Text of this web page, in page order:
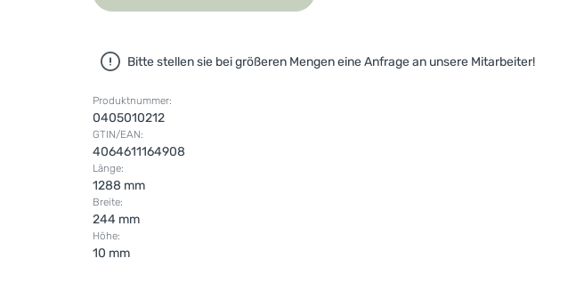
Bitte stellen sie bei größeren Mengen eine Anfrage an unsere Mitarbeiter!
Produktnummer:
0405010212
GTIN/EAN:
4064611164908
Länge:
1288 mm
Breite:
244 mm
Höhe:
10 mm